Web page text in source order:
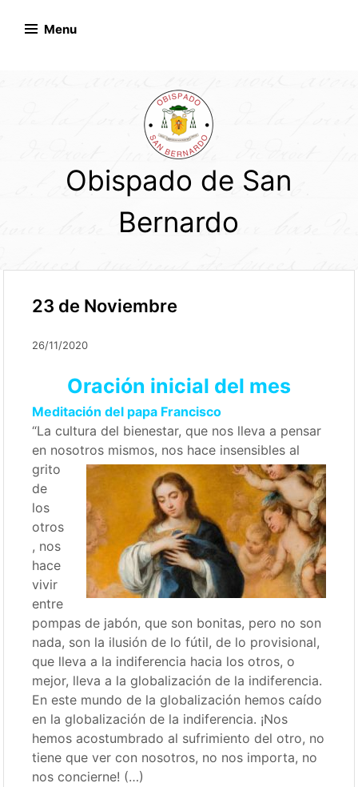
Menu
Obispado de San
Bernardo
23 de Noviembre
26/11/2020
Oración inicial del mes
Meditación del papa Francisco
“La cultura del bienestar, que nos lleva a pensar
en nosotros mismos, nos hace insensibles al
grito
de
los
otros
, nos
hace
vivir
entre
pompas de jabón, que son bonitas, pero no son
nada, son la ilusión de lo fútil, de lo provisional,
que lleva a la indiferencia hacia los otros, o
mejor, lleva a la globalización de la indiferencia.
En este mundo de la globalización hemos caído
en la globalización de la indiferencia. ¡Nos
hemos acostumbrado al sufrimiento del otro, no
tiene que ver con nosotros, no nos importa, no
nos concierne! (…)